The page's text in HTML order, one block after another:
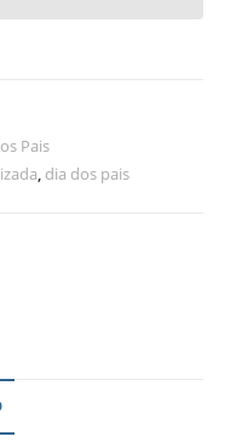
Pais
, dia dos pais